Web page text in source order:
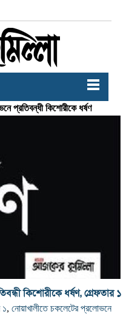
প্রতিবন্ধী কিশোরীকে ধর্ষণ
কিশোরীকে ধর্ষণ, গ্রেফতার ১
১, নোয়াখালীতে চকলেটের প্রলোভনে